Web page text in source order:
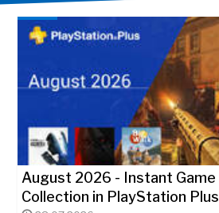
August 2026 - Instant Game
Collection in PlayStation Plus